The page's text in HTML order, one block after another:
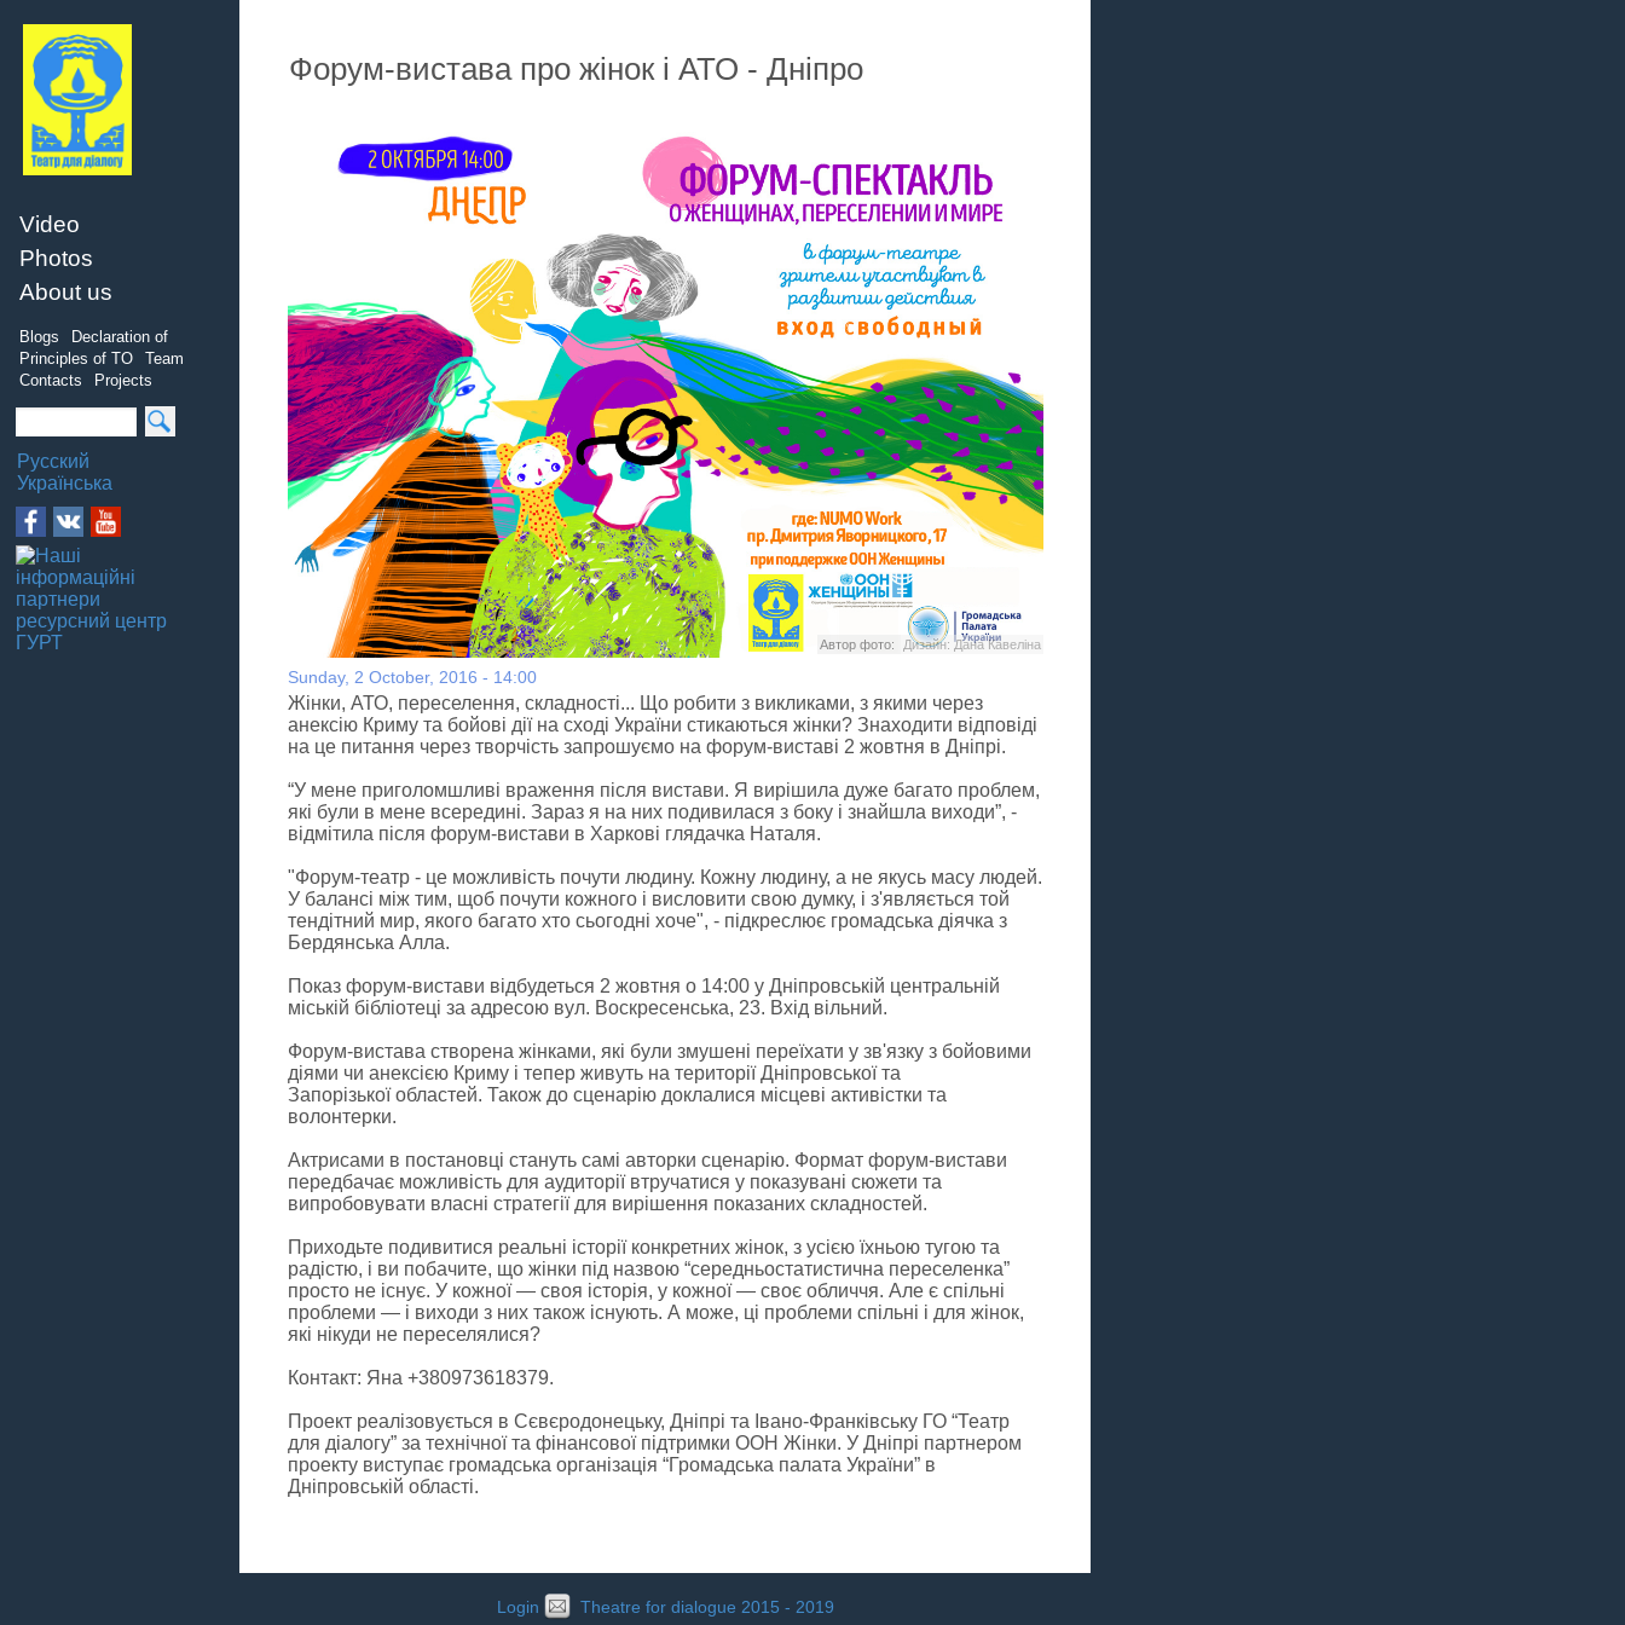
Video
Photos
About us
Blogs
Declaration of
Principles of TO
Team
Contacts
Projects
Русский
Українська
Форум-вистава про жінок і АТО - Дніпро
Автор фото: Дизайн: Дана Кавеліна
Sunday, 2 October, 2016 - 14:00
Жінки, АТО, переселення, складності... Що робити з викликами, з якими через
анексію Криму та бойові дії на сході України стикаються жінки? Знаходити відповіді
на це питання через творчість запрошуємо на форум-виставі 2 жовтня в Дніпрі.
“У мене приголомшливі враження після вистави. Я вирішила дуже багато проблем,
які були в мене всередині. Зараз я на них подивилася з боку і знайшла виходи”, -
відмітила після форум-вистави в Харкові глядачка Наталя.
"Форум-театр - це можливість почути людину. Кожну людину, а не якусь масу людей.
У балансі між тим, щоб почути кожного і висловити свою думку, і з'являється той
тендітний мир, якого багато хто сьогодні хоче", - підкреслює громадська діячка з
Бердянська Алла.
Показ форум-вистави відбудеться 2 жовтня о 14:00 у Дніпровській центральній
міській бібліотеці за адресою вул. Воскресенська, 23. Вхід вільний.
Форум-вистава створена жінками, які були змушені переїхати у зв'язку з бойовими
діями чи анексією Криму і тепер живуть на території Дніпровської та
Запорізької областей. Також до сценарію доклалися місцеві активістки та
волонтерки.
Актрисами в постановці стануть самі авторки сценарію. Формат форум-вистави
передбачає можливість для аудиторії втручатися у показувані сюжети та
випробовувати власні стратегії для вирішення показаних складностей.
Приходьте подивитися реальні історії конкретних жінок, з усією їхньою тугою та
радістю, і ви побачите, що жінки під назвою “середньостатистична переселенка”
просто не існує. У кожної — своя історія, у кожної — своє обличчя. Але є спільні
проблеми — і виходи з них також існують. А може, ці проблеми спільні і для жінок,
які нікуди не переселялися?
Контакт: Яна +380973618379.
Проект реалізовується в Сєвєродонецьку, Дніпрі та Івано-Франківську ГО “Театр
для діалогу” за технічної та фінансової підтримки ООН Жінки. У Дніпрі партнером
проекту виступає громадська організація “Громадська палата України” в
Дніпровській області.
Login Theatre for dialogue 2015 - 2019